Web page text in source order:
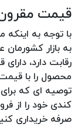
قیمت
با توجه به
به بازار
رقابت دارد،
محصول را با
توصیه ای که
کندی خود را از
صرفه خریداری